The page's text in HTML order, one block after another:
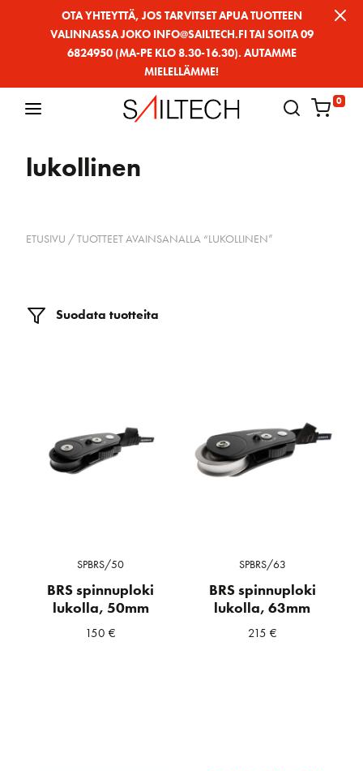
OTA YHTEYTTÄ, JOS TARVITSET APUA TUOTTEEN
VALINNASSA JOKO INFO@SAILTECH.FI TAI SOITA 09
6824950 (MA-PE KLO 8.30-16.30). AUTAMME
MIELELLÄMME!
0
lukollinen
ETUSIVU / TUOTTEET AVAINSANALLA “LUKOLLINEN”
Suodata tuotteita
SPBRS/50
BRS spinnuploki
lukolla, 50mm
150€
SPBRS/63
BRS spinnuploki
lukolla, 63mm
215 €